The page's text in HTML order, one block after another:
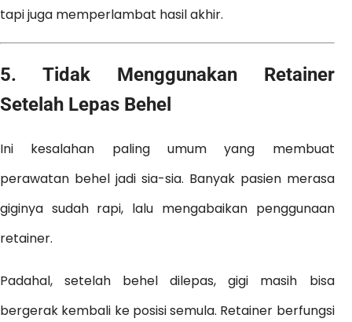
tapi juga memperlambat hasil akhir.
5. Tidak Menggunakan Retainer
Setelah Lepas Behel
Ini kesalahan paling umum yang membuat
perawatan behel jadi sia-sia. Banyak pasien merasa
giginya sudah rapi, lalu mengabaikan penggunaan
retainer.
Padahal, setelah behel dilepas, gigi masih bisa
bergerak kembali ke posisi semula. Retainer berfungsi